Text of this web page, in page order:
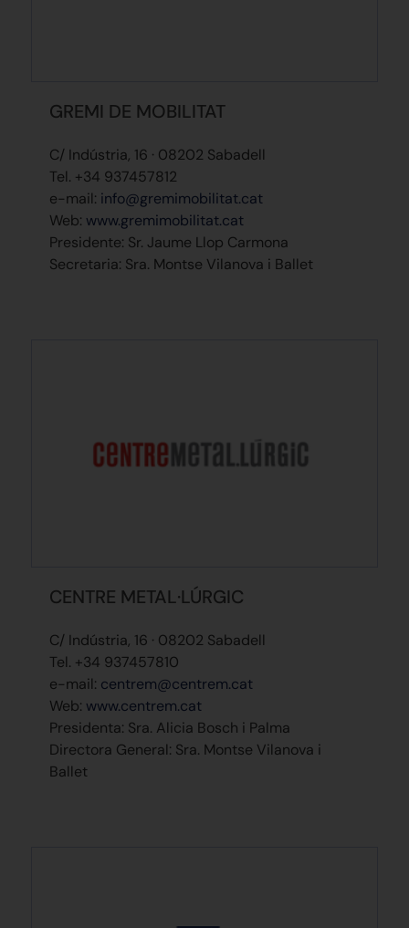
GREMI DE MOBILITAT
C/ Indústria, 16 · 08202 Sabadell
Tel. +34 937457812
e-mail: info@gremimobilitat.cat
Web: www.gremimobilitat.cat
Presidente: Sr. Jaume Llop Carmona
Secretaria: Sra. Montse Vilanova i Ballet
CENTRE METAL·LÚRGIC
C/ Indústria, 16 · 08202 Sabadell
Tel. +34 937457810
e-mail: centrem@centrem.cat
Web: www.centrem.cat
Presidenta: Sra. Alicia Bosch i Palma
Directora General: Sra. Montse Vilanova i
Ballet